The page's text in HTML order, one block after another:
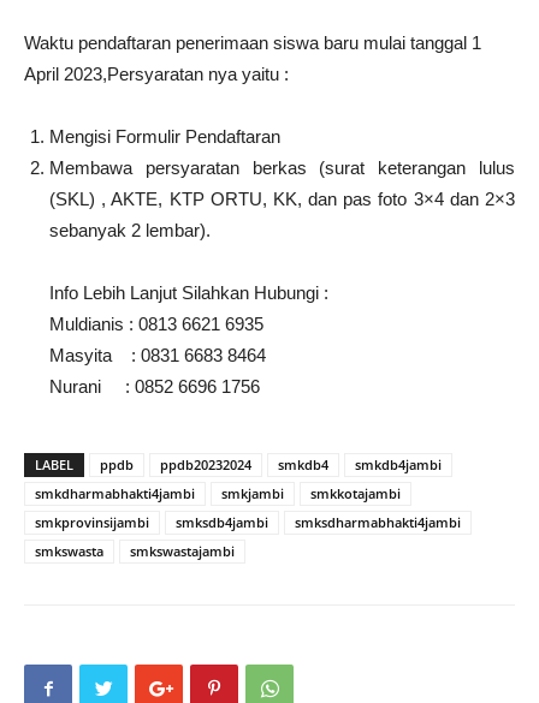
Waktu pendaftaran penerimaan siswa baru mulai tanggal 1
April 2023,Persyaratan nya yaitu :
Mengisi Formulir Pendaftaran
Membawa persyaratan berkas (surat keterangan lulus
(SKL) , AKTE, KTP ORTU, KK, dan pas foto 3×4 dan 2×3
sebanyak 2 lembar).
Info Lebih Lanjut Silahkan Hubungi :
Muldianis : 0813 6621 6935
Masyita : 0831 6683 8464
Nurani : 0852 6696 1756
LABEL ppdb ppdb20232024 smkdb4
smkdb4jambi
smkdharmabhakti4jambi
smkjambi
smkkotajambi
smkprovinsijambi
smksdb4jambi
smksdharmabhakti4jambi
smkswasta
smkswastajambi